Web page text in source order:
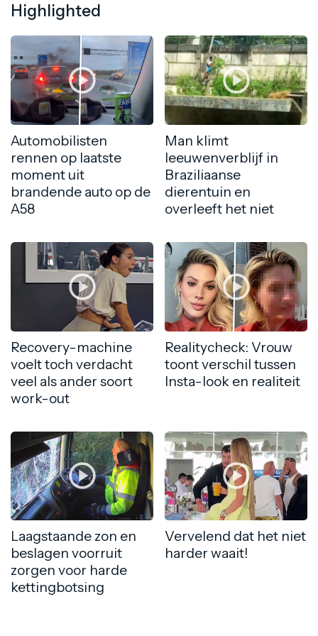
Highlighted
Automobilisten
rennen op laatste
moment uit
brandende auto op de
A58
Man klimt
leeuwenverblijf in
Braziliaanse
dierentuin en
overleeft het niet
Recovery-machine
voelt toch verdacht
veel als ander soort
work-out
Realitycheck: Vrouw
toont verschil tussen
Insta-look en realiteit
Laagstaande zon en
beslagen voorruit
zorgen voor harde
kettingbotsing
Vervelend dat het niet
harder waait!